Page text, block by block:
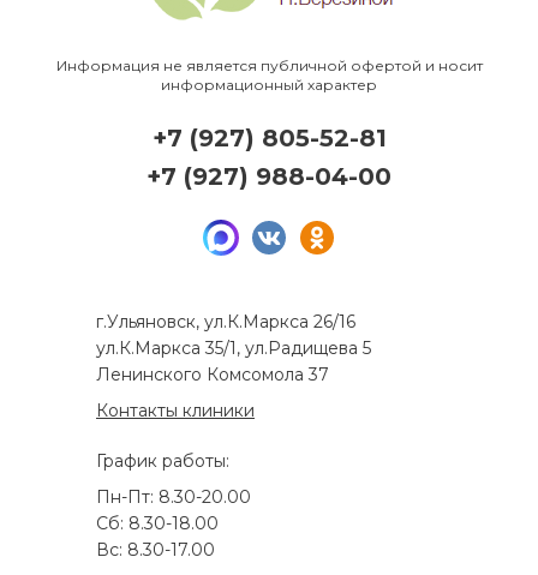
Информация не является публичной офертой и носит
информационный характер
г.Ульяновск, ул.К.Маркса 26/16
ул.К.Маркса 35/1, ул.Радищева 5
Ленинского Комсомола 37
Контакты клиники
График работы:
Пн-Пт: 8.30-20.00
Сб: 8.30-18.00
Вс: 8.30-17.00
+7 (927) 805-52-81
+7 (927) 988-04-00